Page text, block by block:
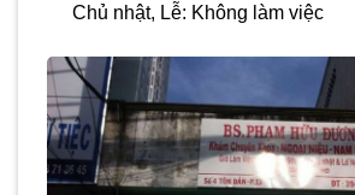
Chủ nhật, Lễ: Không làm việc